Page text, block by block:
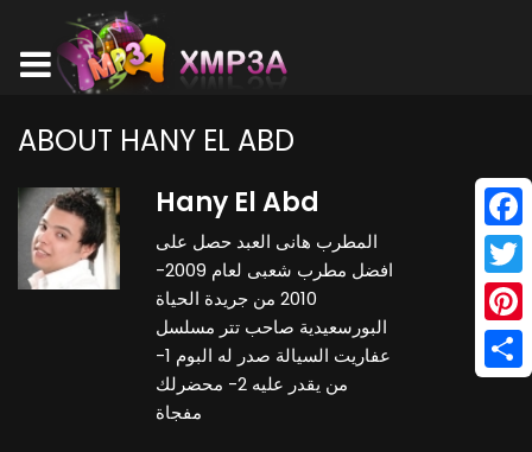
ABOUT HANY EL ABD
Hany El Abd
المطرب هانى العبد حصل على
افضل مطرب شعبى لعام 2009-
2010 من جريدة الحياة
البورسعيدية صاحب تتر مسلسل
عفاريت السيالة صدر له البوم 1-
من يقدر عليه 2- محضرلك
مفجاة